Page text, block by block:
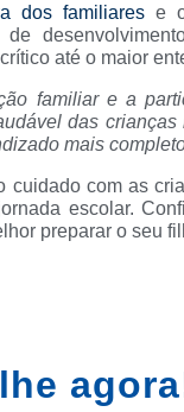
dos familiares e
de
até o maior
familiar e a
das
mais
cuidado com as
escolar.
preparar o seu